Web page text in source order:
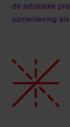
de artistieke
samenleving